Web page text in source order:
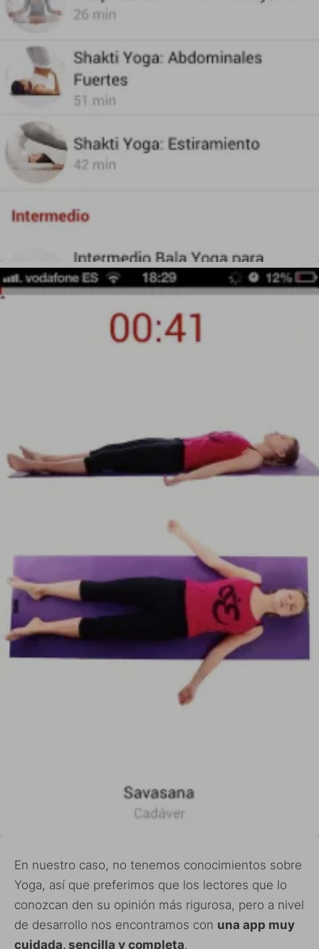
En nuestro caso, no tenemos conocimientos sobre
Yoga, así que preferimos que los lectores que lo
conozcan den su opinión más rigurosa, pero a nivel
de desarrollo nos encontramos con una app muy
cuidada, sencilla y completa.